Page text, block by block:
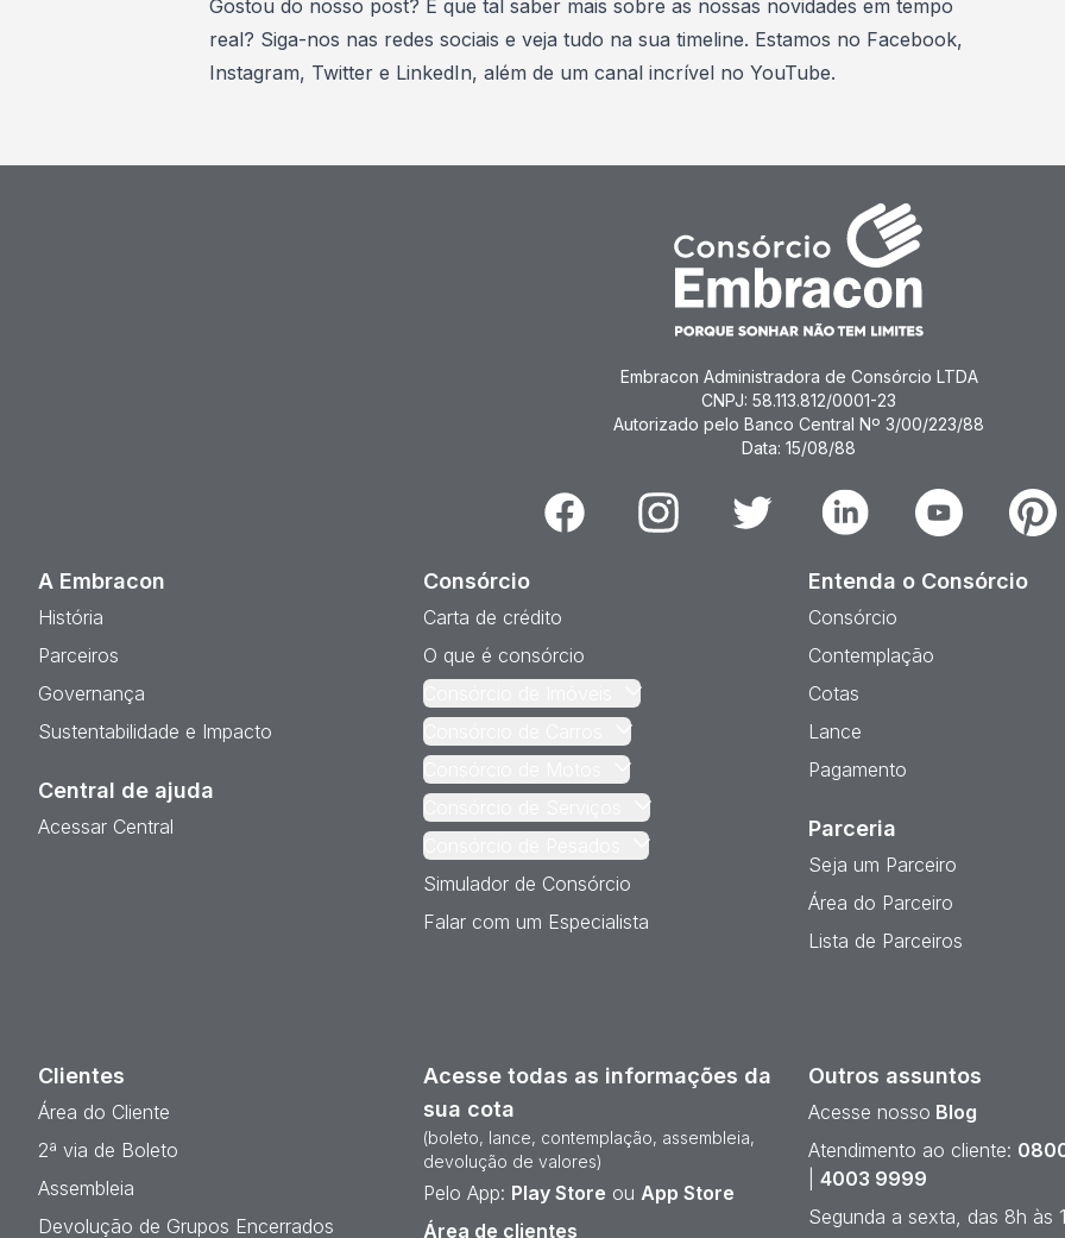
Gostou do nosso post? E que tal saber mais sobre as nossas novidades em tempo
real? Siga-nos nas redes sociais e veja tudo na sua timeline. Estamos no Facebook,
Instagram, Twitter e LinkedIn, além de um canal incrível no YouTube.
Embracon Administradora de Consórcio LTDA
CNPJ: 58.113.812/0001-23
Autorizado pelo Banco Central Nº 3/00/223/88
Data: 15/08/88
Facebook Instagram Twitter Linkedin Youtube
A Embracon
História
Parceiros
Governança
Sustentabilidade e Impacto
Central de ajuda
Acessar Central
Consórcio
Carta de crédito
O que é consórcio
Simulador de Consórcio
Falar com um Especialista
Entenda o Consórcio
Consórcio
Contemplação
Cotas
Lance
Pagamento
Parceria
Seja um Parceiro
Área do Parceiro
Lista de Parceiros
Clientes
Área do Cliente
2ª via de Boleto
Assembleia
Devolução de Grupos Encerrados
Acesse todas as informações da
sua cota
(boleto, lance, contemplação, assembleia,
devolução de valores)
Pelo App: Play Store ou App Store
Área de clientes
Outros assuntos
Acesse nosso Blog
Atendimento ao cliente:
4003 9999
Segunda a sexta, das 8h às